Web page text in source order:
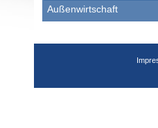
Außenwirtschaft